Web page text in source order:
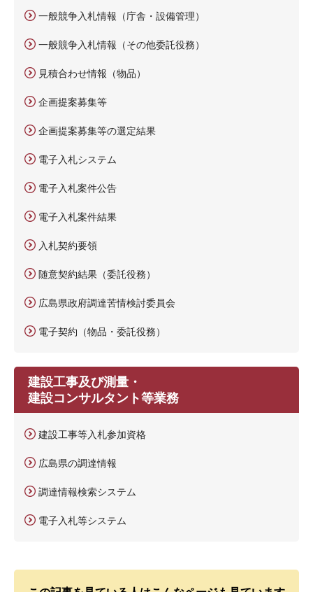
一般競争入札情報（庁舎・設備管理）
一般競争入札情報（その他委託役務）
見積合わせ情報（物品）
企画提案募集等
企画提案募集等の選定結果
電子入札システム
電子入札案件公告
電子入札案件結果
入札契約要領
随意契約結果（委託役務）
広島県政府調達苦情検討委員会
電子契約（物品・委託役務）
建設工事及び測量・
建設コンサルタント等業務
建設工事等入札参加資格
広島県の調達情報
調達情報検索システム
電子入札等システム